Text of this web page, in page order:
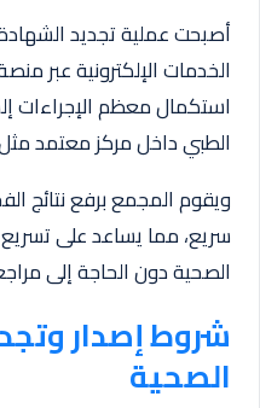
أصبحت عملية تجديد
الخدمات الإلكترونية عبر
استكمال معظم الإجراءات
الطبي داخل مركز معتمد
ويقوم المجمع برفع نتائج
سريع، مما يساعد على
الصحية دون الحاجة إلى
شروط إصدار
الصحية